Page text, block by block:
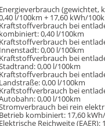
Energieverbrauch (gewichtet,
l/100km + 17,60 kWh/
Kraftstoffverbrauch bei
kombiniert:0,40 l/100km
Kraftstoffverbrauch bei
Innenstadt:0,00 l/100km
Kraftstoffverbrauch bei
0,00 l/100km
Kraftstoffverbrauch bei
Landstraße:0,00 l/100km
Kraftstoffverbrauch bei
0,00 l/100km
bei rein
Betrieb kombiniert: 17,60
Elektrische Reichweite (EAER):